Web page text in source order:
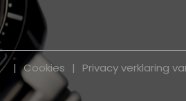
Cookies Privacy verklaring